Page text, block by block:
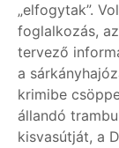
„elfogytak”.
foglalkozás,
tervező
a
krimibe
állandó
kisvasútját, a